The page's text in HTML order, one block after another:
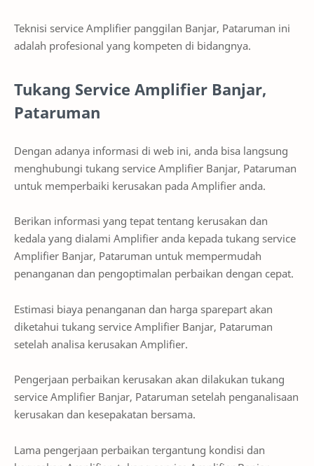
Teknisi service Amplifier panggilan Banjar, Pataruman ini
adalah profesional yang kompeten di bidangnya.
Tukang Service Amplifier Banjar,
Pataruman
Dengan adanya informasi di web ini, anda bisa langsung
menghubungi tukang service Amplifier Banjar, Pataruman
untuk memperbaiki kerusakan pada Amplifier anda.
Berikan informasi yang tepat tentang kerusakan dan
kedala yang dialami Amplifier anda kepada tukang service
Amplifier Banjar, Pataruman untuk mempermudah
penanganan dan pengoptimalan perbaikan dengan cepat.
Estimasi biaya penanganan dan harga sparepart akan
diketahui tukang service Amplifier Banjar, Pataruman
setelah analisa kerusakan Amplifier.
Pengerjaan perbaikan kerusakan akan dilakukan tukang
service Amplifier Banjar, Pataruman setelah penganalisaan
kerusakan dan kesepakatan bersama.
Lama pengerjaan perbaikan tergantung kondisi dan